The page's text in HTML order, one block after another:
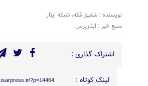
نویسنده : شفیق فکه، شبکه ایثار
منبع خبر : ایثارپرس
اشتراک گذاری :
لینک کوتاه : ?p=14464